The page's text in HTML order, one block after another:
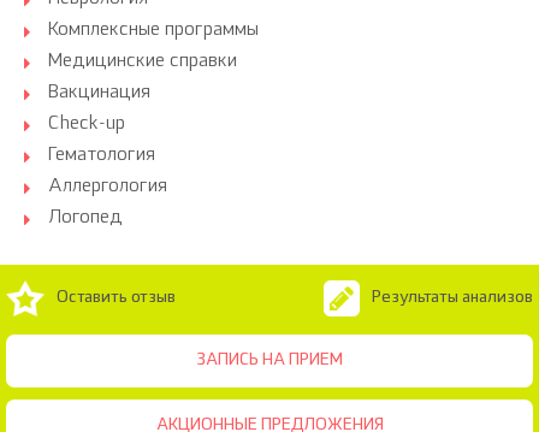
Комплексные программы
Медицинские справки
Вакцинация
Check-up
Гематология
Аллергология
Логопед
ЗАПИСЬ НА ПРИЕМ
Оставить отзыв Результаты анализов
АКЦИОННЫЕ ПРЕДЛОЖЕНИЯ